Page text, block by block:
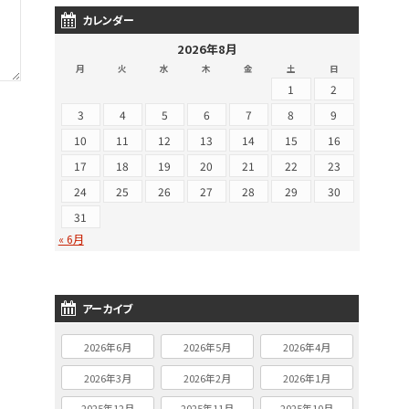
カレンダー
2026年8月
月 火 水 木 金 土 日
1
2
3
4 5 6 7 8
9
10
11 12 13 14 15
16
17
18 19 20 21 22
23
24
25 26 27 28 29
30
31
« 6月
アーカイブ
2026年6月 2026年5月 2026年4月
2026年3月 2026年2月 2026年1月